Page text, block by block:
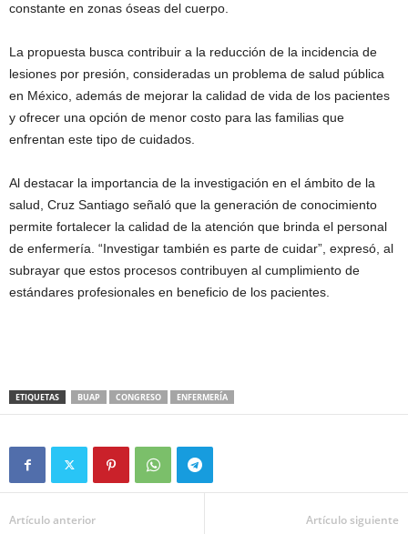
constante en zonas óseas del cuerpo.
La propuesta busca contribuir a la reducción de la incidencia de
lesiones por presión, consideradas un problema de salud pública
en México, además de mejorar la calidad de vida de los pacientes
y ofrecer una opción de menor costo para las familias que
enfrentan este tipo de cuidados.
Al destacar la importancia de la investigación en el ámbito de la
salud, Cruz Santiago señaló que la generación de conocimiento
permite fortalecer la calidad de la atención que brinda el personal
de enfermería. “Investigar también es parte de cuidar”, expresó, al
subrayar que estos procesos contribuyen al cumplimiento de
estándares profesionales en beneficio de los pacientes.
ETIQUETAS BUAP CONGRESO ENFERMERÍA
Artículo anterior Artículo siguiente